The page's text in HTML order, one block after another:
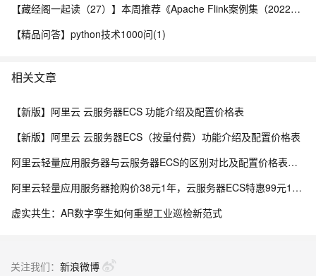
【藏经阁一起读（27）】本周推荐《Apache Flink案例集（2022版）》，你有哪些心得？
【精品问答】python技术1000问(1)
相关文章
【新版】阿里云 云服务器ECS 功能介绍及配置价格表
【新版】阿里云 云服务器ECS（按量付费）功能介绍及配置价格表
阿里云轻量应用服务器与云服务器ECS的区别对比及配置价格表说明
阿里云轻量应用服务器抢购价38元1年，云服务器ECS特惠99元1年，区别与选购指南参考
虚实共生：AR数字孪生如何重塑工业巡检新范式
关注我们： 新浪微博